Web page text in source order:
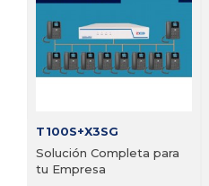
T100S+X3SG
Solución Completa para
tu Empresa